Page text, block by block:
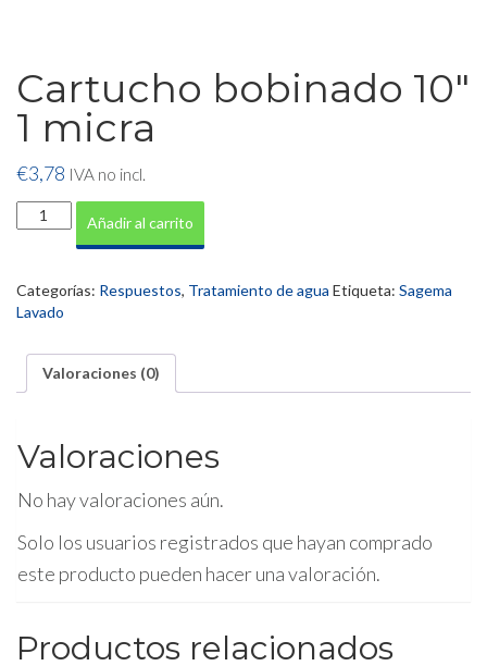
Cartucho bobinado 10″
1 micra
€3,78 IVA no incl.
Cartucho
bobinado
micra
cantidad
Añadir al carrito
Categorías: Respuestos, Tratamiento de agua Etiqueta: Sagema
Lavado
Valoraciones (0)
Valoraciones
No hay valoraciones aún.
Solo los usuarios registrados que hayan comprado
este producto pueden hacer una valoración.
Productos relacionados